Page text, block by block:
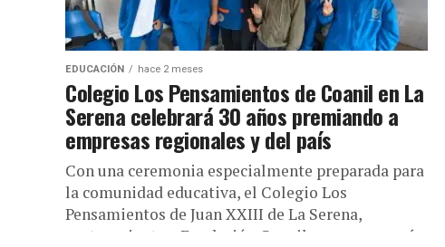
EDUCACIÓN hace 2 meses
Colegio Los Pensamientos de Coanil en La
Serena celebrará 30 años premiando a
empresas regionales y del país
Con una ceremonia especialmente preparada para
la comunidad educativa, el Colegio Los
Pensamientos de Juan XXIII de La Serena,
perteneciente a Fundación Coanil, conmemorará